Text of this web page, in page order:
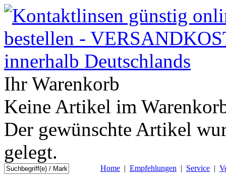
Ihr Warenkorb
Keine Artikel im
Der gewünschte Artikel
gelegt.
Home | Empfehlungen | Service |